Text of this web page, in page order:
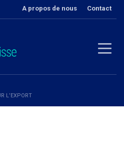
A propos de nous Contact
L’EXPORT